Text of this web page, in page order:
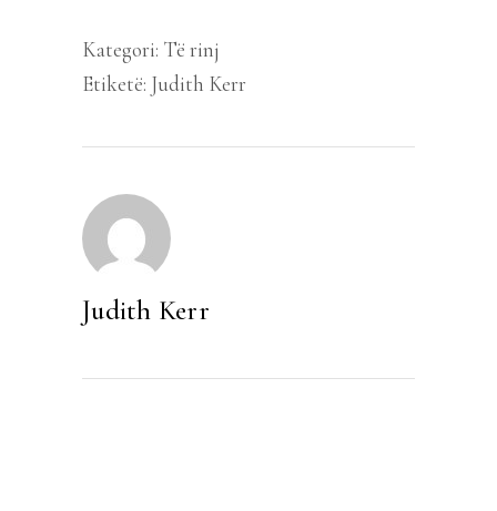
Kategori: Të rinj
Etiketë: Judith Kerr
Judith Kerr